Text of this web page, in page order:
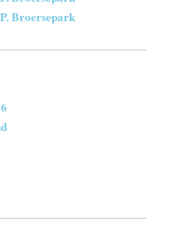
Broersepark